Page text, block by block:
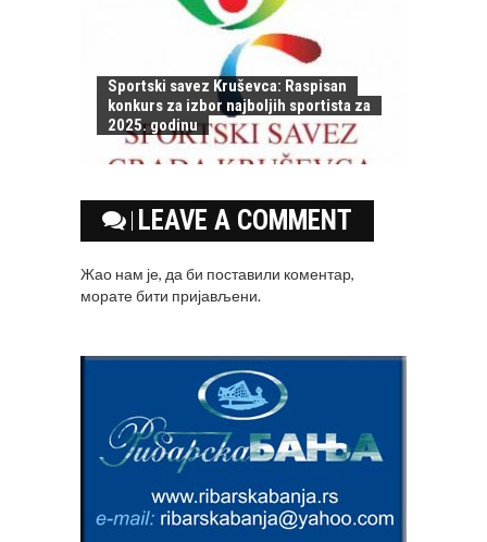
Sportski savez Kruševca: Raspisan
konkurs za izbor najboljih sportista za
2025. godinu
LEAVE A COMMENT
Жао нам је, да би поставили коментар,
моратебити пријављени.